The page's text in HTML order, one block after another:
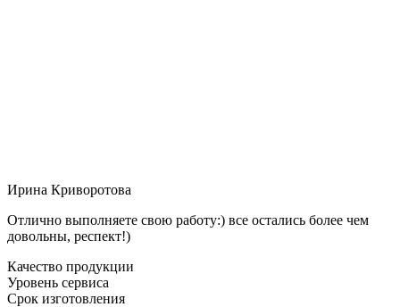
Ирина Криворотова
Отлично выполняете свою работу:) все остались более чем
довольны, респект!)
Качество продукции
Уровень сервиса
Срок изготовления